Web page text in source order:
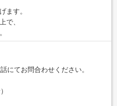
ます。
で、
にてお問合わせください。